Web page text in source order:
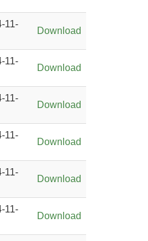
11-
Download
11-
Download
11-
Download
11-
Download
11-
Download
11-
Download